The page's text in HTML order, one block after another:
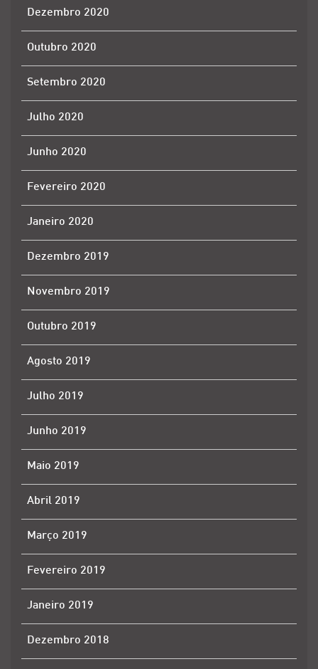
Dezembro 2020
Outubro 2020
Setembro 2020
Julho 2020
Junho 2020
Fevereiro 2020
Janeiro 2020
Dezembro 2019
Novembro 2019
Outubro 2019
Agosto 2019
Julho 2019
Junho 2019
Maio 2019
Abril 2019
Março 2019
Fevereiro 2019
Janeiro 2019
Dezembro 2018